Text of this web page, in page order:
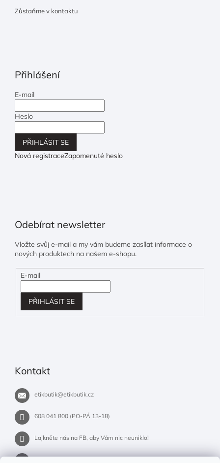
Zůstaňme v kontaktu
Přihlášení
E-mail
Heslo
PŘIHLÁSIT SE
Nová registraceZapomenuté heslo
Odebírat newsletter
Vložte svůj e-mail a my vám budeme zasílat informace o
nových produktech na našem e-shopu.
E-mail
PŘIHLÁSIT SE
Kontakt
etikbutik@etikbutik.cz
608 041 800 (PO-PÁ 13-18)
Lajkněte nás na FB, aby Vám nic neuniklo!